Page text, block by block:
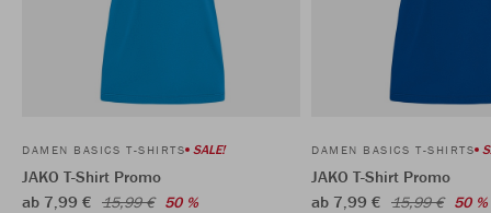
DAMEN BASICS T-SHIRTS SALE!
JAKO T-Shirt Promo
ab 7,99 € 15,99 € 50 %
DAMEN BASICS T-SHIRTS
JAKO T-Shirt Promo
ab 7,99 € 15,99 € 50 %